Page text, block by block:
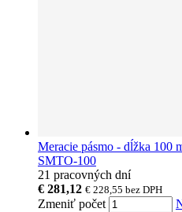
Meracie pásmo - dĺžka 100
SMTO-100
21 pracovných dní
€ 281,12 € 228,55 bez DPH
Zmeniť počet